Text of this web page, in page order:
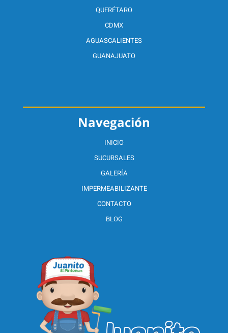
Navegación
INICIO
SUCURSALES
GALERÍA
IMPERMEABILIZANTE
CONTACTO
BLOG
QUERÉTARO
CDMX
AGUASCALIENTES
GUANAJUATO